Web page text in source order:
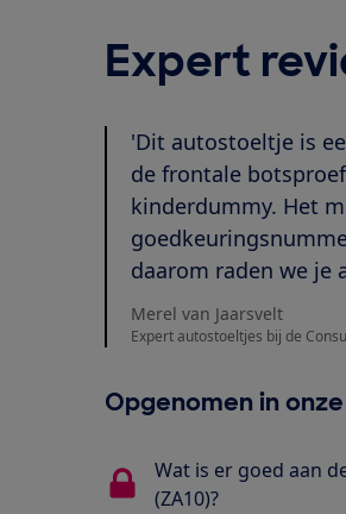
Expert
'Dit autostoeltje is
de frontale
kinderdummy. Het
daarom raden we
Merel van Jaarsvelt
Expert autostoeltjes bij de
Opgenomen in
Wat is er goed aan
(ZA10)?